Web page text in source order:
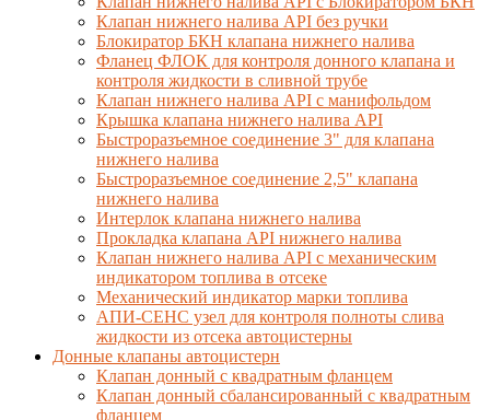
Клапан нижнего налива API без ручки
Блокиратор БКН клапана нижнего налива
Фланец ФЛОК для контроля донного клапана и
контроля жидкости в сливной трубе
Клапан нижнего налива API с манифольдом
Крышка клапана нижнего налива API
Быстроразъемное соединение 3" для клапана
нижнего налива
Быстроразъемное соединение 2,5" клапана
нижнего налива
Интерлок клапана нижнего налива
Прокладка клапана API нижнего налива
Клапан нижнего налива API с механическим
индикатором топлива в отсеке
Механический индикатор марки топлива
АПИ-СЕНС узел для контроля полноты слива
жидкости из отсека автоцистерны
Донные клапаны автоцистерн
Клапан донный с квадратным фланцем
Клапан донный сбалансированный с квадратным
фланцем